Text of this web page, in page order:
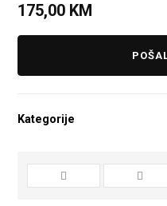
175,00 KM
Kategorije